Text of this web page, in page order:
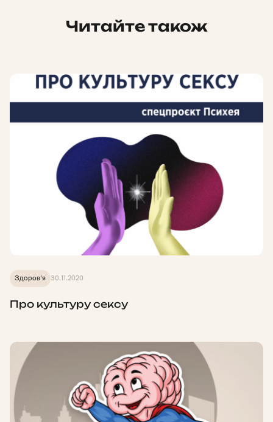
Читайте також
Здоров'я 30.11.2020
Про культуру сексу